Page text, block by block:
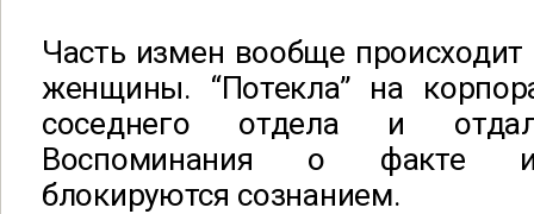
Часть измен вообще происходит
женщины. “Потекла” на
соседнего отдела и
Воспоминания о факте
блокируются сознанием.